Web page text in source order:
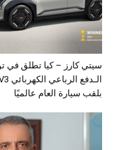
سيتي كارز – كيا تطلق في
بلقب سيارة العام عالميًا